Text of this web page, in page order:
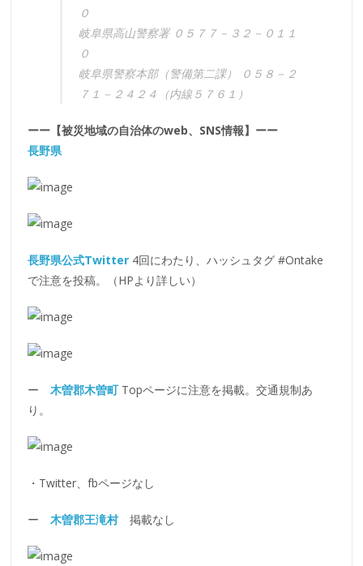
０
岐阜県高山警察署 ０５７７－３２－０１１
０
岐阜県警察本部（警備第二課） ０５８－２
７１－２４２４（内線５７６１）
ーー【被災地域の自治体のweb、SNS情報】ーー
長野県
長野県公式Twitter 4回にわたり、ハッシュタグ #Ontake
で注意を投稿。（HPより詳しい）
ー木曽郡木曽町 Topページに注意を掲載。交通規制あ
り。
・Twitter、fbページなし
ー木曽郡王滝村掲載なし